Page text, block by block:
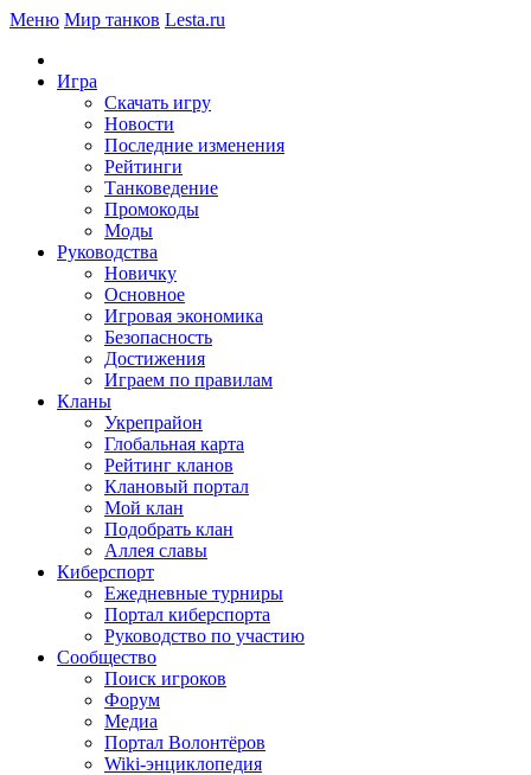
Меню Мир танков Lesta.ru
Игра
Скачать игру
Новости
Последние изменения
Рейтинги
Танковедение
Промокоды
Моды
Руководства
Новичку
Основное
Игровая экономика
Безопасность
Достижения
Играем по правилам
Кланы
Укрепрайон
Глобальная карта
Рейтинг кланов
Клановый портал
Мой клан
Подобрать клан
Аллея славы
Киберспорт
Ежедневные турниры
Портал киберспорта
Руководство по участию
Сообщество
Поиск игроков
Форум
Медиа
Портал Волонтёров
Wiki-энциклопедия